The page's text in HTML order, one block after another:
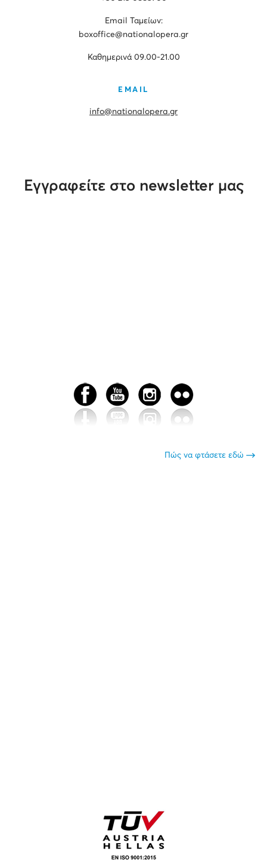
Εmail Ταμείων:
boxoffice@nationalopera.gr
Καθημερινά 09.00-21.00
EMAIL
info@nationalopera.gr
Εγγραφείτε στο newsletter μας
Πώς να φτάσετε εδώ